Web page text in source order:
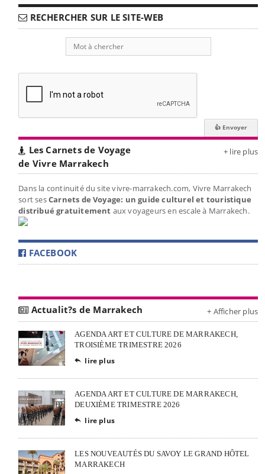
RECHERCHER SUR LE SITE-WEB
Les Carnets de Voyage
de Vivre Marrakech
+ lire plus
Dans la continuité du site vivre-marrakech.com, Vivre Marrakech
sort sesCarnets de Voyage: un guide culturel et touristique
distribué gratuitement aux voyageurs en escale à Marrakech.
FACEBOOK
Actualit?s de Marrakech + Afficher plus
AGENDA ART ET CULTURE DE MARRAKECH,
TROISIÈME TRIMESTRE 2026
 lire plus
AGENDA ART ET CULTURE DE MARRAKECH,
DEUXIÈME TRIMESTRE 2026
 lire plus
LES NOUVEAUTÉS DU SAVOY LE GRAND HÔTEL
MARRAKECH